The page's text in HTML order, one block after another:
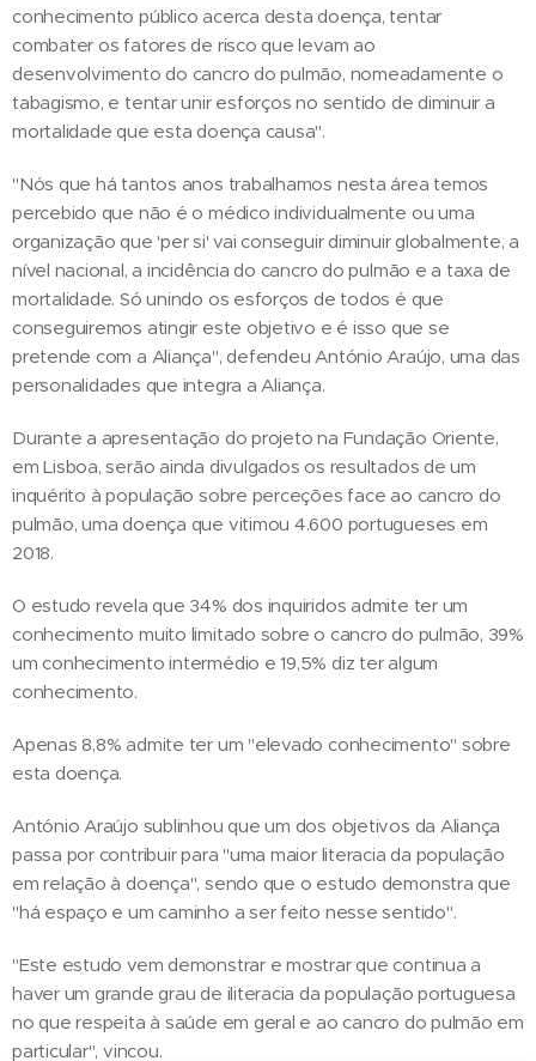
conhecimento público acerca desta doença, tentar
combater os fatores de risco que levam ao
desenvolvimento do cancro do pulmão, nomeadamente o
tabagismo, e tentar unir esforços no sentido de diminuir a
mortalidade que esta doença causa".
"Nós que há tantos anos trabalhamos nesta área temos
percebido que não é o médico individualmente ou uma
organização que 'per si' vai conseguir diminuir globalmente, a
nível nacional, a incidência do cancro do pulmão e a taxa de
mortalidade. Só unindo os esforços de todos é que
conseguiremos atingir este objetivo e é isso que se
pretende com a Aliança", defendeu António Araújo, uma das
personalidades que integra a Aliança.
Durante a apresentação do projeto na Fundação Oriente,
em Lisboa, serão ainda divulgados os resultados de um
inquérito à população sobre perceções face ao cancro do
pulmão, uma doença que vitimou 4.600 portugueses em
2018.
O estudo revela que 34% dos inquiridos admite ter um
conhecimento muito limitado sobre o cancro do pulmão, 39%
um conhecimento intermédio e 19,5% diz ter algum
conhecimento.
Apenas 8,8% admite ter um "elevado conhecimento" sobre
esta doença.
António Araújo sublinhou que um dos objetivos da Aliança
passa por contribuir para "uma maior literacia da população
em relação à doença", sendo que o estudo demonstra que
"há espaço e um caminho a ser feito nesse sentido".
"Este estudo vem demonstrar e mostrar que continua a
haver um grande grau de iliteracia da população portuguesa
no que respeita à saúde em geral e ao cancro do pulmão em
particular", vincou.